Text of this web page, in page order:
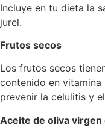
Incluye en tu dieta la
jurel.
Frutos secos
Los frutos secos
contenido en vitamina
prevenir la celulitis y
Aceite de oliva virgen